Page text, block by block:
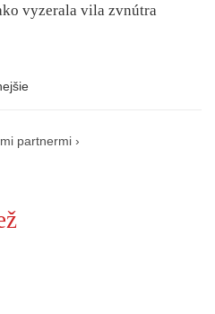
vyzerala vila zvnútra
partnermi ›